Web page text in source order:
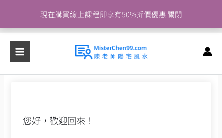
現在購買線上課程即享有50%折價優惠 關閉
主
容
您好，歡迎回來！